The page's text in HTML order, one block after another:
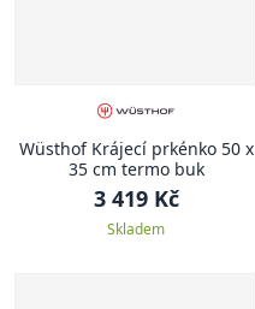
Wüsthof Krájecí prkénko 50 x
35 cm termo buk
3 419 Kč
Skladem